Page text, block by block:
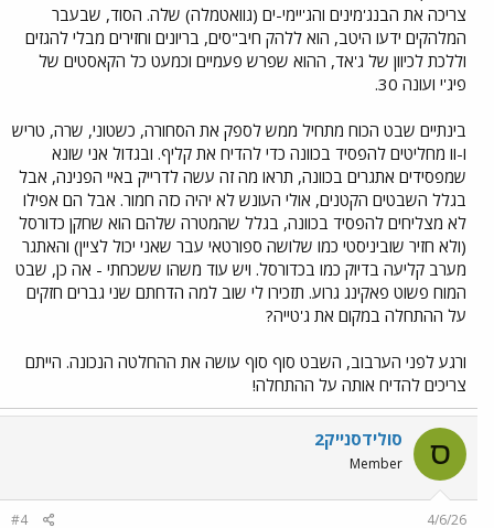
צריכה את הבנג'מינים והג'יימי-ים (גוואטמלה) שלה. הסוד, שבעבר
המלהקים ידעו היטב, הוא ללהק חיב"סים, בריונים וחזירים מבלי להגזים
וללכת לכיוון של ג'אד, ההוא שפרש פעמיים וכמעט כל הקאסטים של
פיג'י ועונה 30.
בינתיים שבט הכוח מתחיל ממש לספק את הסחורה, כשטוני, שרה, טריש
ו-וו מחליטים להפסיד בכוונה כדי להדיח את קליף. ובגדול אני שונא
שמפסידים אתגרים בכוונה, תראו מה זה עשה לדרייק באיי הפנינה, אבל
בגלל השבטים הקטנים, אולי העונש לא יהיה כזה חמור. אבל הם אפילו
לא מצליחים להפסיד בכוונה, בגלל שהמטרה שלהם הוא שחקן כדורסל
(ולא חזיר שוביניסטי כמו שלושה ספורטאי עבר שאני יכול לציין) והאתגר
מערב קליעה בדיוק כמו בכדורסל. ויש עוד משהו ששכחתי - אה כן, שבט
המוח פשוט פאקינג גרוע. תזכירו לי שוב למה הדחתם שני גברים חזקים
על ההתחלה במקום את ג'טייה?
ורגע לפני הערבוב, השבט סוף סוף עושה את ההחלטה הנכונה. הייתם
צריכים להדיח אותה על ההתחלה!
ס סולידסנייק2
Member
4/6/26
#4